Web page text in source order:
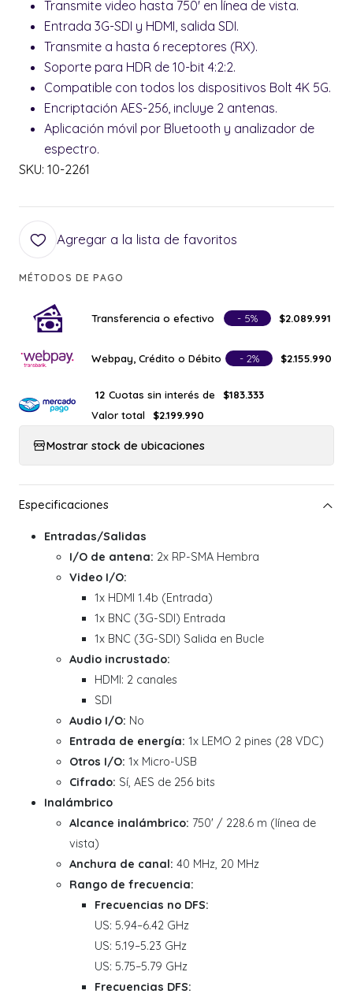
Transmite video hasta 750' en línea de vista.
Entrada 3G-SDI y HDMI, salida SDI.
Transmite a hasta 6 receptores (RX).
Soporte para HDR de 10-bit 4:2:2.
Compatible con todos los dispositivos Bolt 4K 5G.
Encriptación AES-256, incluye 2 antenas.
Aplicación móvil por Bluetooth y analizador de
espectro.
SKU: 10-2261
Agregar a la lista de favoritos
MÉTODOS DE PAGO
Transferencia o efectivo - 5% $2.089.991
Webpay, Crédito o Débito - 2% $2.155.990
12 Cuotas sin interés de
$183.333
Valor total
$2.199.990
Mostrar stock de ubicaciones
Entradas/Salidas
I/O de antena: 2x RP-SMA Hembra
Video I/O:
1x HDMI 1.4b (Entrada)
1x BNC (3G-SDI) Entrada
1x BNC (3G-SDI) Salida en Bucle
Audio incrustado:
HDMI: 2 canales
SDI
Audio I/O: No
Entrada de energía: 1x LEMO 2 pines (28 VDC)
Otros I/O: 1x Micro-USB
Cifrado: Sí, AES de 256 bits
Inalámbrico
Alcance inalámbrico: 750' / 228.6 m (línea de
vista)
Anchura de canal: 40 MHz, 20 MHz
Rango de frecuencia:
Frecuencias no DFS:
US: 5.94–6.42 GHz
US: 5.19–5.23 GHz
US: 5.75–5.79 GHz
Frecuencias DFS: